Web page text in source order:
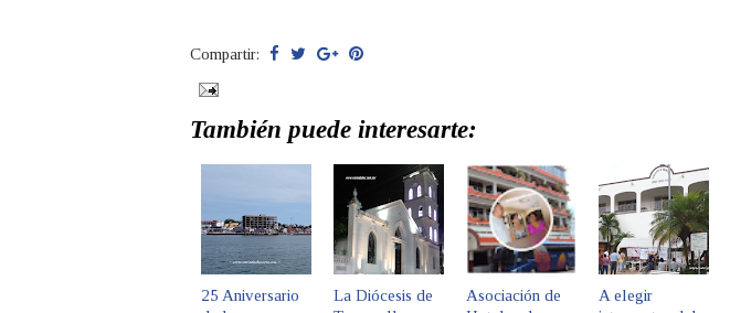
Compartir:
También puede interesarte:
25 Aniversario
La Diócesis de
Asociación de
A elegir